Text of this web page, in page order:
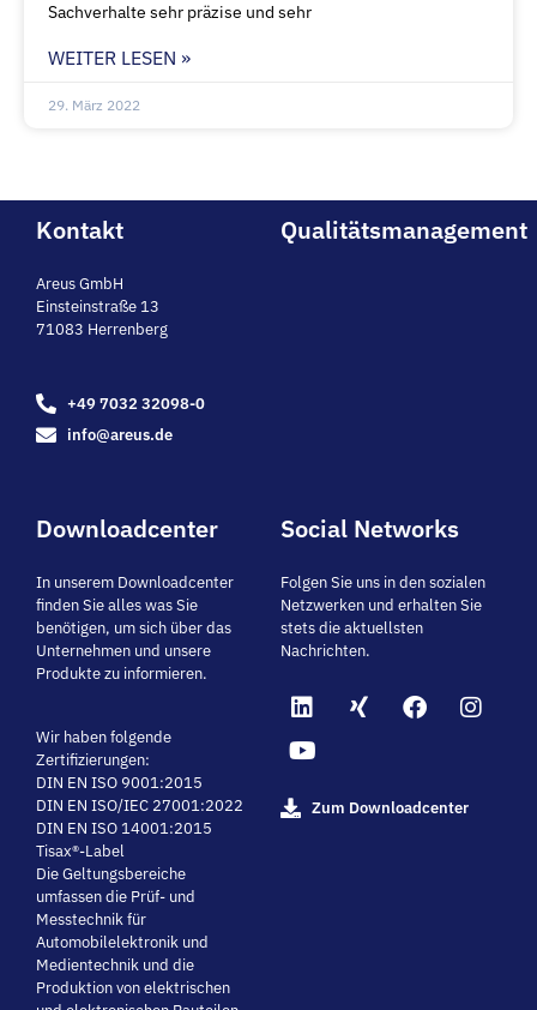
Sachverhalte sehr präzise und sehr
WEITER LESEN »
29. März 2022
Kontakt
Areus GmbH
Einsteinstraße 13
71083 Herrenberg
+49 7032 32098-0
info@areus.de
Qualitätsmanagement
Downloadcenter
In unserem Downloadcenter
finden Sie alles was Sie
benötigen, um sich über das
Unternehmen und unsere
Produkte zu informieren.
Wir haben folgende
Zertifizierungen:
DIN EN ISO 9001:2015
DIN EN ISO/IEC 27001:2022
DIN EN ISO 14001:2015
Tisax®-Label
Die Geltungsbereiche
umfassen die Prüf- und
Messtechnik für
Automobilelektronik und
Medientechnik und die
Produktion von elektrischen
Social Networks
Folgen Sie uns in den sozialen
Netzwerken und erhalten Sie
stets die aktuellsten
Nachrichten.
Zum Downloadcenter